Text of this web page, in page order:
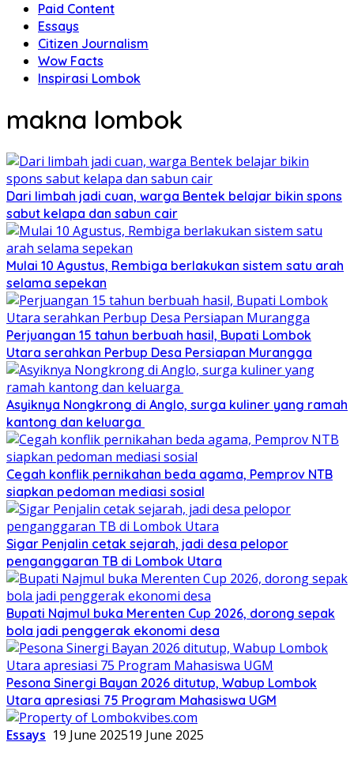
Paid Content
Essays
Citizen Journalism
Wow Facts
Inspirasi Lombok
makna lombok
Dari limbah jadi cuan, warga Bentek belajar bikin spons
sabut kelapa dan sabun cair
Mulai 10 Agustus, Rembiga berlakukan sistem satu arah
selama sepekan
Perjuangan 15 tahun berbuah hasil, Bupati Lombok
Utara serahkan Perbup Desa Persiapan Murangga
Asyiknya Nongkrong di Anglo, surga kuliner yang ramah
kantong dan keluarga
Cegah konflik pernikahan beda agama, Pemprov NTB
siapkan pedoman mediasi sosial
Sigar Penjalin cetak sejarah, jadi desa pelopor
penganggaran TB di Lombok Utara
Bupati Najmul buka Merenten Cup 2026, dorong sepak
bola jadi penggerak ekonomi desa
Pesona Sinergi Bayan 2026 ditutup, Wabup Lombok
Utara apresiasi 75 Program Mahasiswa UGM
Essays 19 June 202519 June 2025